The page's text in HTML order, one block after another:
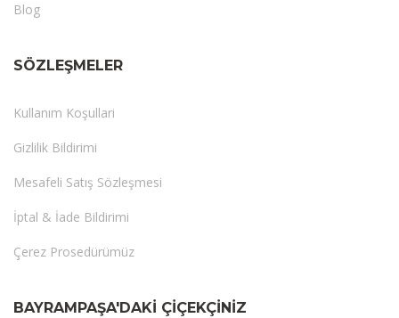
Blog
SÖZLEŞMELER
Kullanım Koşullari
Gizlilik Bildirimi
Mesafeli Satış Sözleşmesi
İptal & İade Bildirimi
Çerez Prosedürümüz
BAYRAMPAŞA'DAKI ÇIÇEKÇINIZ